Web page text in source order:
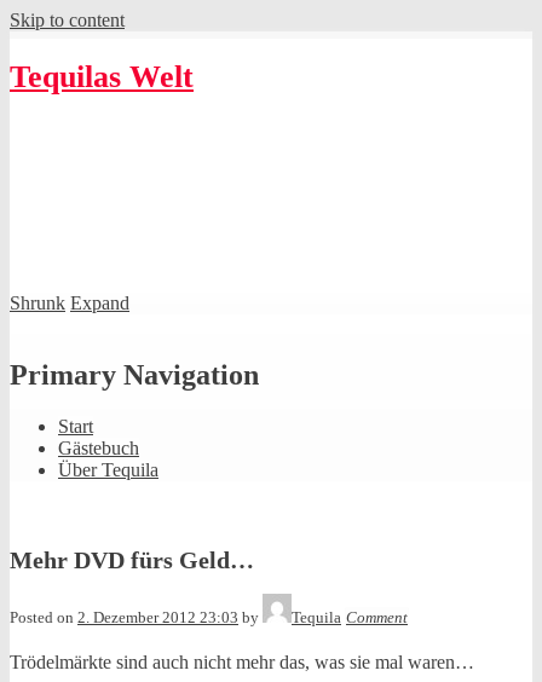
Skip to content
Tequilas Welt
Shrunk Expand
Primary Navigation
Start
Gästebuch
Über Tequila
Mehr DVD fürs Geld…
Posted on 2. Dezember 2012 23:03 by Tequila Comment
Trödelmärkte sind auch nicht mehr das, was sie mal waren…